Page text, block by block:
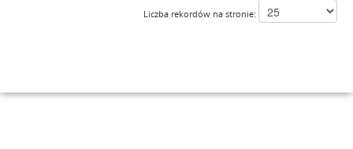
Liczba rekordów na stronie: